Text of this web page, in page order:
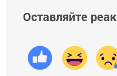
Оставляйте